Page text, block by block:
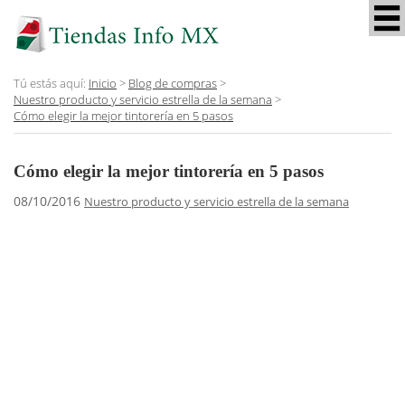
Tú estás aquí: Inicio > Blog de compras>
Nuestro producto y servicio estrella de la semana >
Cómo elegir la mejor tintorería en 5 pasos
Cómo elegir la mejor tintorería en 5 pasos
08/10/2016 Nuestro producto y servicio estrella de la semana